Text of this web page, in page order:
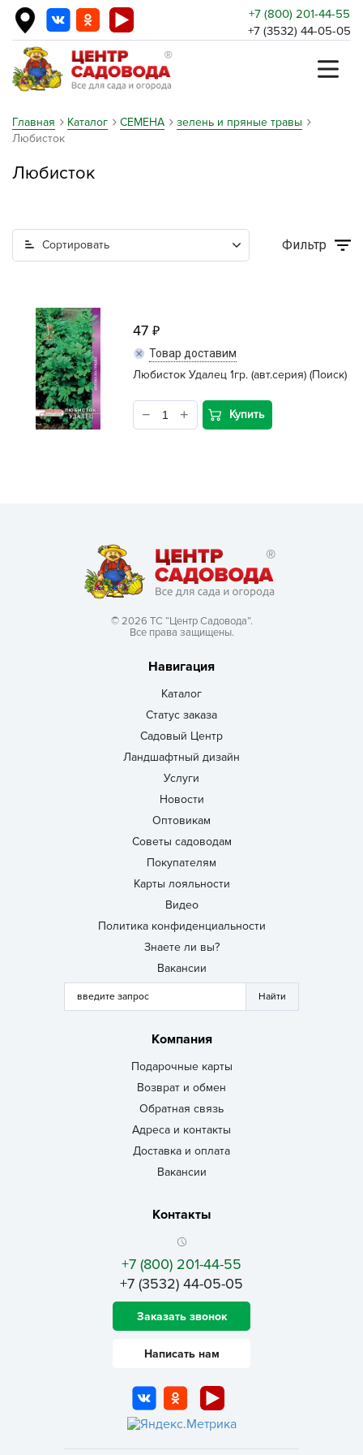
+7 (800) 201-44-55
+7 (3532) 44-05-05
Главная Каталог СЕМЕНА
зелень и пряные травы
Любисток
Любисток
Сортировать Фильтр
47
Товар доставим
Любисток Удалец 1гр. (авт.серия) (Поиск)
Купить
© 2026 ТС “Центр Садовода”.
Все права защищены.
Навигация
Каталог
Статус заказа
Садовый Центр
Ландшафтный дизайн
Услуги
Новости
Оптовикам
Советы садоводам
Покупателям
Карты лояльности
Видео
Политика конфиденциальности
Знаете ли вы?
Вакансии
Компания
Подарочные карты
Возврат и обмен
Обратная связь
Адреса и контакты
Доставка и оплата
Вакансии
Контакты
+7 (800) 201-44-55
+7 (3532) 44-05-05
Заказать звонок
Написать нам